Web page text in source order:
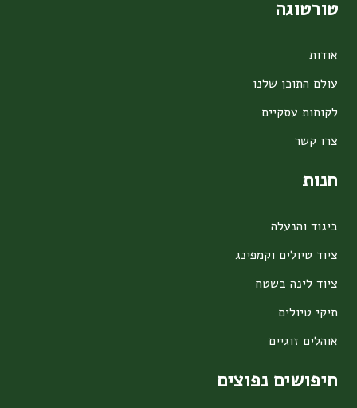
טורטוגה
אודות
עולם התוכן שלנו
לקוחות עסקיים
צרו קשר
חנות
ביגוד והנעלה
ציוד טיולים וקמפינג
ציוד לינה בשטח
תיקי טיולים
אוהלים זוגיים
חיפושים נפוצים